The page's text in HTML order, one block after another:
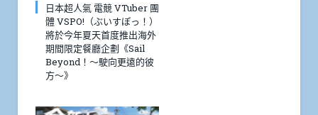
日本超人氣 電競 VTuber 團
體 VSPO!（ぶいすぽっ！）
將於今年夏天首度推出海外
期間限定餐廳企劃《Sail
Beyond！～駛向更遠的彼
方～》